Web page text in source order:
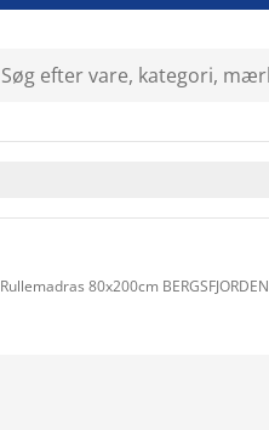
Rullemadras 80x200cm BERGSFJORDEN